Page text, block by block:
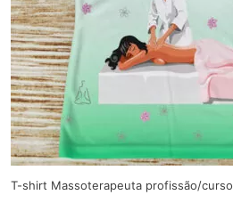
T-shirt Massoterapeuta profissão/curso